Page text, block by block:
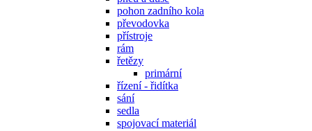
pohon zadního kola
převodovka
přístroje
rám
řetězy
primární
řízení - řidítka
sání
sedla
spojovací materiál